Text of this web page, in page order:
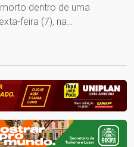
dentro de uma
feira (7), na…